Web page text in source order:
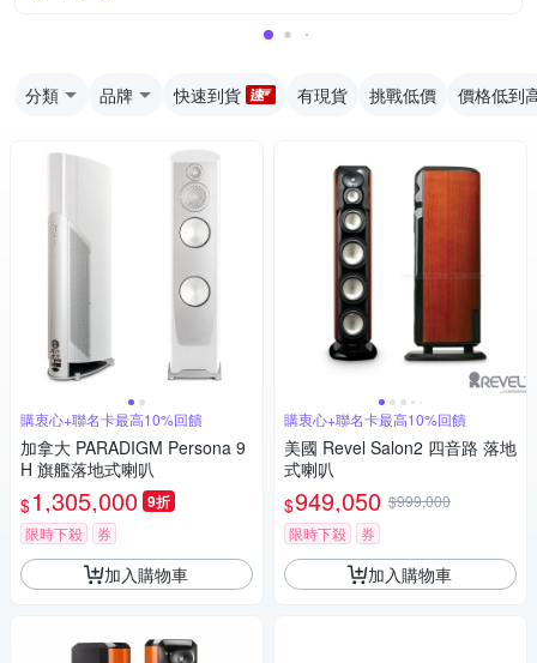
分類 品牌 快速到貨 有現貨 挑戰低價 價格低到
購衷心+聯名卡最高10%回饋
加拿大 PARADIGM Persona 9
H 旗艦落地式喇叭
$1,305,000 9折
限時下殺 券
加入購物車
購衷心+聯名卡最高10%回饋
美國 Revel Salon2 四音路 落地
式喇叭
$949,050 $999,000
限時下殺
券
加入購物車